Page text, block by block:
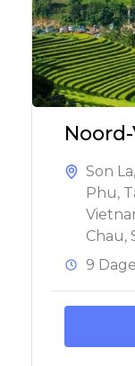
Son La,
Phu,
Chau,
9